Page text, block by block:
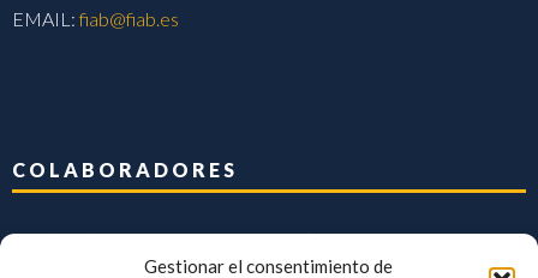
Gestionar el consentimiento de
EMAIL:fiab@fiab.es
COLABORADORES